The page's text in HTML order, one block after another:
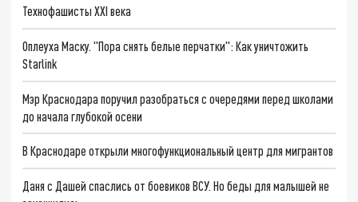
Технофашисты XXI века
Оплеуха Маску. "Пора снять белые перчатки": Как уничтожить
Starlink
Мэр Краснодара поручил разобраться с очередями перед школами
до начала глубокой осени
В Краснодаре открыли многофункциональный центр для мигрантов
Даня с Дашей спаслись от боевиков ВСУ. Но беды для малышей не